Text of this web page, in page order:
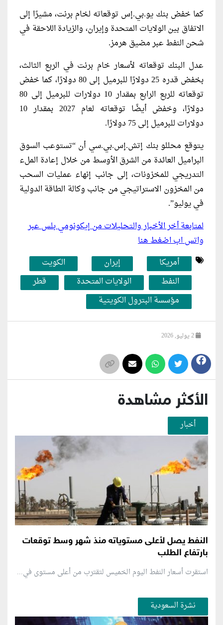
كما خفض بنك يو.بي.إس توقعاته لخام برنت، مشيرًا إلى
الاتفاق بين الولايات المتحدة وإيران، والزيادة اللاحقة في
شحن النفط عبر مضيق هرمز.
عدل البنك توقعاته لأسعار خام برنت في الربع الثالث،
بخفض قدره 25 دولارًا للبرميل إلى 80 دولارًا، كما خفض
توقعاته للربع الرابع بمقدار 10 دولارات للبرميل إلى 80
دولارًا، وخفض أيضًا توقعاته لعام 2027 بمقدار 10
دولارات للبرميل إلى 75 دولارًا.
يتوقع محللو بنك إتش.إس.بي.سي أن “تستوعب السوق
البراميل العائدة من الشرق الأوسط من خلال إعادة الملء
التدريجي للمخزونات، إلى جانب إنهاء عمليات السحب
من المخزون الاستراتيجي من جانب وكالة الطاقة الدولية
في يوليو”.
لمتابعة أخر الأخبار والتحليلات من إيكونومي بلس عبر
واتس اب اضغط هنا
أمريكا
إيران
الكويت
النفط
الولايات المتحدة
قطر
مؤسسة البترول الكويتية
الأكثر مشاهدة
أخبار
النفط يصل لأعلى مستوياته منذ شهر وسط توقعات
بارتفاع الطلب
استقرت أسعار النفط اليوم الخميس لتقترب من أعلى مستوى في...
نشرة السعودية